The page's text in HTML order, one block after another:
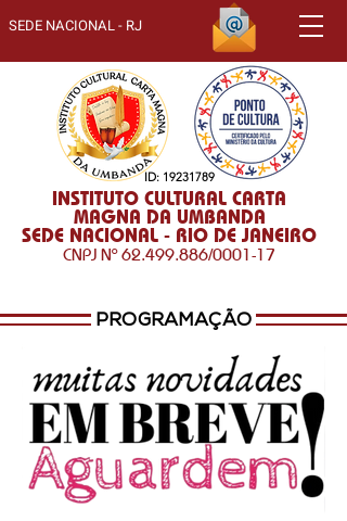
SEDE NACIONAL - RJ
INSTITUTO CULTURAL CARTA
MAGNA DA UMBANDA
SEDE NACIONAL - RIO DE JANEIRO
CNPJ Nº62.499.886/0001-17
ID: 19231789
PROGRAMAÇÃO